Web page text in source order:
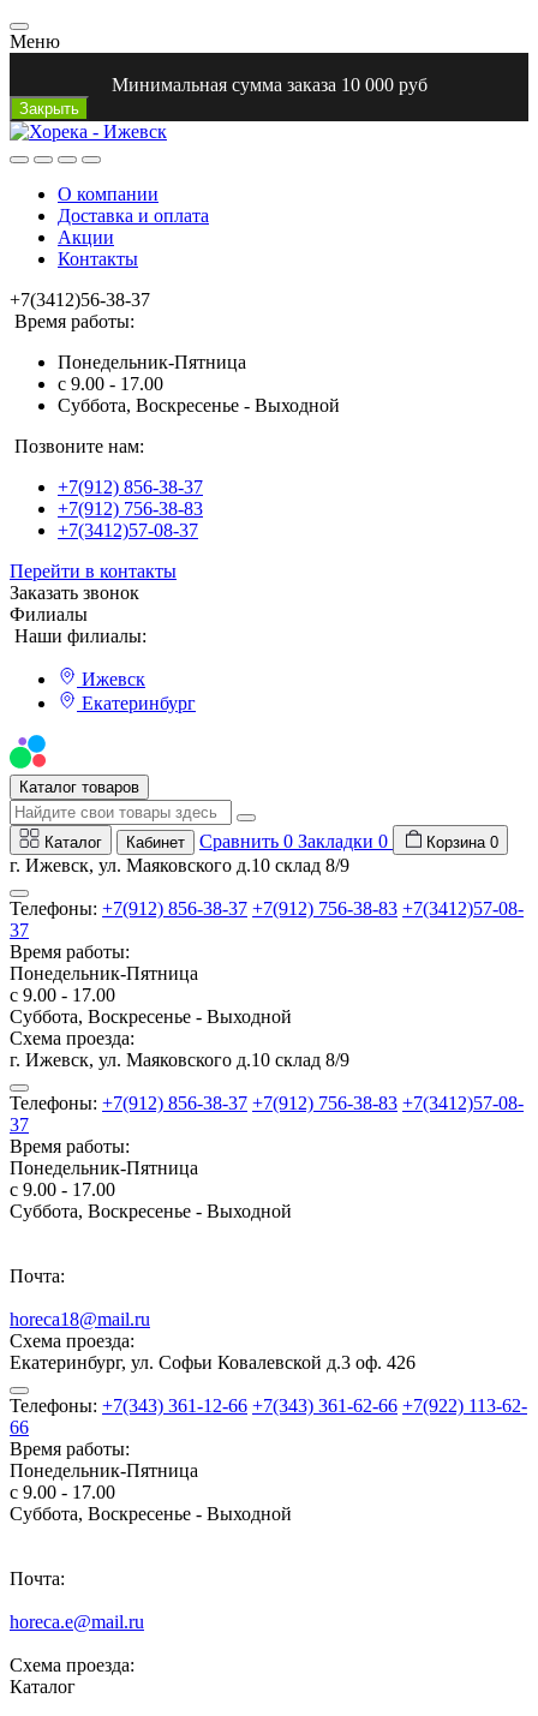
Меню
Минимальная сумма заказа 10 000 руб
Закрыть
О компании
Доставка и оплата
Акции
Контакты
+7(3412)56-38-37
Время работы:
Понедельник-Пятница
с 9.00 - 17.00
Суббота, Воскресенье - Выходной
Позвоните нам:
+7(912) 856-38-37
+7(912) 756-38-83
+7(3412)57-08-37
Перейти в контакты
Заказать звонок
Филиалы
Наши филиалы:
Ижевск
Екатеринбург
Каталог товаров
Каталог Кабинет Сравнить 0 Закладки 0 Корзина 0
г. Ижевск, ул. Маяковского д.10 склад 8/9
Телефоны: +7(912) 856-38-37 +7(912) 756-38-83 +7(3412)57-08-
37
Время работы:
Понедельник-Пятница
с 9.00 - 17.00
Суббота, Воскресенье - Выходной
Схема проезда:
г. Ижевск, ул. Маяковского д.10 склад 8/9
Телефоны: +7(912) 856-38-37 +7(912) 756-38-83 +7(3412)57-08-
37
Время работы:
Понедельник-Пятница
с 9.00 - 17.00
Суббота, Воскресенье - Выходной
Почта:
horeca18@mail.ru
Схема проезда:
Екатеринбург, ул. Софьи Ковалевской д.3 оф. 426
Телефоны: +7(343) 361-12-66 +7(343) 361-62-66 +7(922) 113-62-
66
Время работы:
Понедельник-Пятница
с 9.00 - 17.00
Суббота, Воскресенье - Выходной
Почта:
horeca.e@mail.ru
Схема проезда:
Каталог